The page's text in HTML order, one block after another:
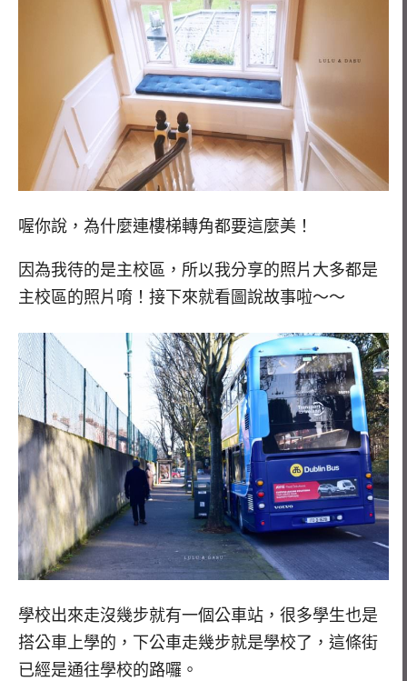
喔你說，為什麼連樓梯轉角都要這麼美！
因為我待的是主校區，所以我分享的照片大多都是
主校區的照片唷！接下來就看圖說故事啦～～
學校出來走沒幾步就有一個公車站，很多學生也是
搭公車上學的，下公車走幾步就是學校了，這條街
已經是通往學校的路囉。